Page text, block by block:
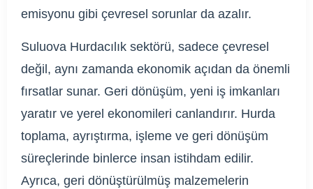
emisyonu gibi çevresel sorunlar da azalır.
Suluova Hurdacılık sektörü, sadece çevresel
değil, aynı zamanda ekonomik açıdan da önemli
fırsatlar sunar. Geri dönüşüm, yeni iş imkanları
yaratır ve yerel ekonomileri canlandırır. Hurda
toplama, ayrıştırma, işleme ve geri dönüşüm
süreçlerinde binlerce insan istihdam edilir.
Ayrıca, geri dönüştürülmüş malzemelerin